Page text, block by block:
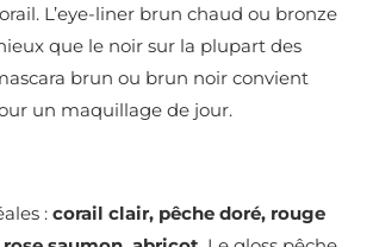
L’eye-liner brun chaud ou bronze
que le noir sur la plupart des
brun ou brun noir convient
un maquillage de jour.
: corail clair, pêche doré, rouge